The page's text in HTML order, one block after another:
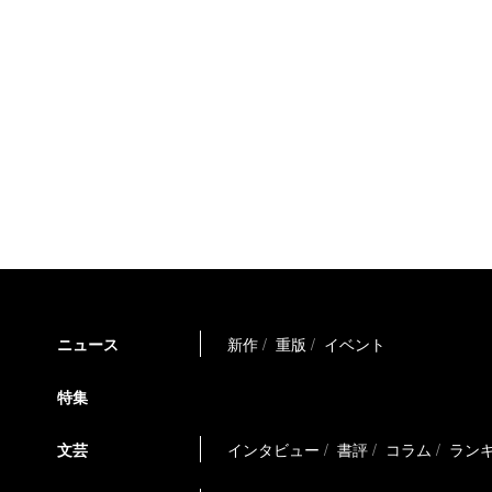
ニュース 新作 重版 イベント
特集
文芸 インタビュー 書評 コラム ラン